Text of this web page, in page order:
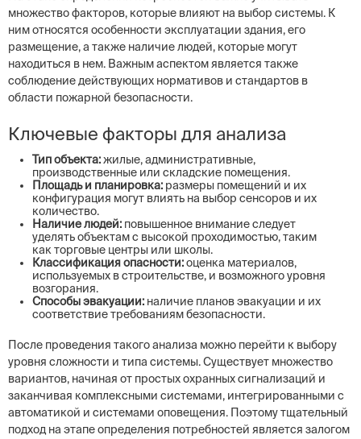
множество факторов, которые влияют на выбор системы. К
ним относятся особенности эксплуатации здания, его
размещение, а также наличие людей, которые могут
находиться в нем. Важным аспектом является также
соблюдение действующих нормативов и стандартов в
области пожарной безопасности.
Ключевые факторы для анализа
Тип объекта:жилые, административные,
производственные или складские помещения.
Площадь и планировка: размеры помещений и их
конфигурация могут влиять на выбор сенсоров и их
количество.
Наличие людей: повышенное внимание следует
уделять объектам с высокой проходимостью, таким
как торговые центры или школы.
Классификация опасности:оценка материалов,
используемых в строительстве, и возможного уровня
возгорания.
Способы эвакуации: наличие планов эвакуации и их
соответствие требованиям безопасности.
После проведения такого анализа можно перейти к выбору
уровня сложности и типа системы. Существует множество
вариантов, начиная от простых охранных сигнализаций и
заканчивая комплексными системами, интегрированными с
автоматикой и системами оповещения. Поэтому тщательный
подход на этапе определения потребностей является залогом